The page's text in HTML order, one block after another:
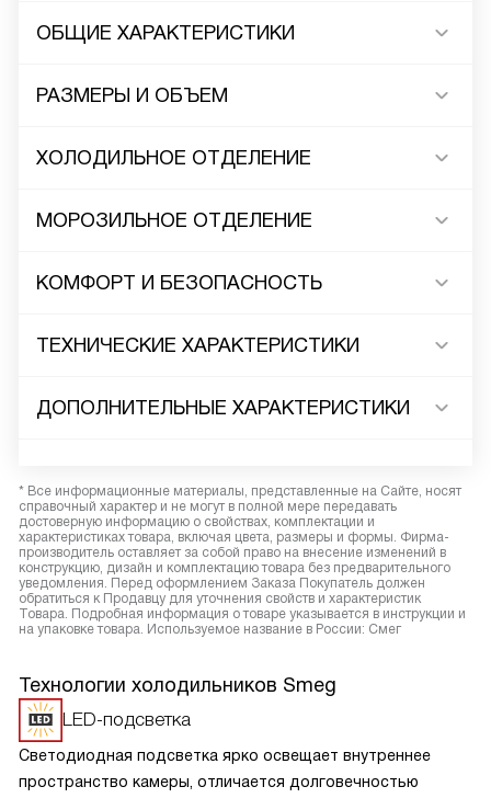
ОБЩИЕ ХАРАКТЕРИСТИКИ
РАЗМЕРЫ И ОБЪЕМ
ХОЛОДИЛЬНОЕ ОТДЕЛЕНИЕ
МОРОЗИЛЬНОЕ ОТДЕЛЕНИЕ
КОМФОРТ И БЕЗОПАСНОСТЬ
ТЕХНИЧЕСКИЕ ХАРАКТЕРИСТИКИ
ДОПОЛНИТЕЛЬНЫЕ ХАРАКТЕРИСТИКИ
* Все информационные материалы, представленные на Сайте, носят
справочный характер и не могут в полной мере передавать
достоверную информацию о свойствах, комплектации и
характеристиках товара, включая цвета, размеры и формы. Фирма-
производитель оставляет за собой право на внесение изменений в
конструкцию, дизайн и комплектацию товара без предварительного
уведомления. Перед оформлением Заказа Покупатель должен
обратиться к Продавцу для уточнения свойств и характеристик
Товара. Подробная информация о товаре указывается в инструкции и
на упаковке товара. Используемое название в России: Смег
Технологии холодильников Smeg
LED-подсветка
Светодиодная подсветка ярко освещает внутреннее
пространство камеры, отличается долговечностью